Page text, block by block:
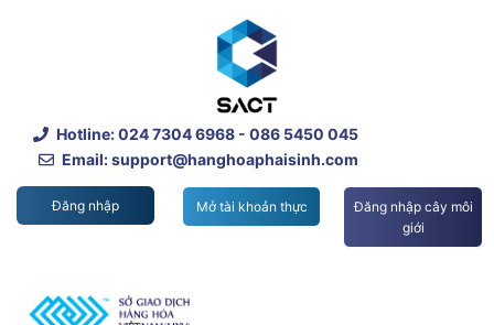
Hotline:024 7304 6968 - 086 5450 045
Email: support@hanghoaphaisinh.com
Đăng nhập Mở tài khoản thực
Đăng nhập cây môi
giới